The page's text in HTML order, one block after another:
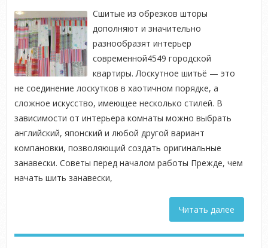
Сшитые из обрезков шторы
дополняют и значительно
разнообразят интерьер
современной4549 городской
квартиры. Лоскутное шитьё — это
не соединение лоскутков в хаотичном порядке, а
сложное искусство, имеющее несколько стилей. В
зависимости от интерьера комнаты можно выбрать
английский, японский и любой другой вариант
компановки, позволяющий создать оригинальные
занавески. Советы перед началом работы Прежде, чем
начать шить занавески,
Читать далее